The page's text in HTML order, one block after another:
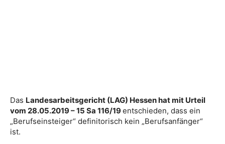
Das Landesarbeitsgericht (LAG) Hessen hat mit Urteil
vom 28.05.2019 – 15 Sa 116/19entschieden, dass ein
„Berufseinsteiger“ definitorisch kein „Berufsanfänger“
ist.